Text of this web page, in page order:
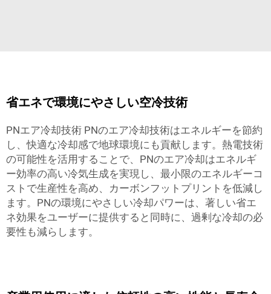
省エネで環境にやさしい空冷技術
PNエア冷却技術 PNのエア冷却技術はエネルギーを節約
し、快適な冷却感で地球環境にも貢献します。熱電技術
の可能性を活用することで、PNのエア冷却はエネルギ
ー効率の高い冷気生成を実現し、最小限のエネルギーコ
ストで生産性を高め、カーボンフットプリントを低減し
ます。PNの環境にやさしい冷却パワーは、著しい省エ
ネ効果をユーザーに提供すると同時に、過剰な冷却の必
要性も減らします。